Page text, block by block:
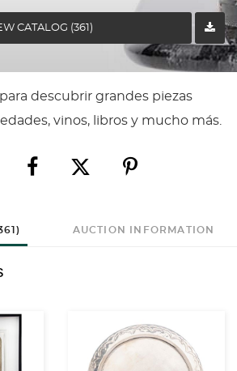
CATALOG (361)
descubrir grandes piezas
vinos, libros y mucho más.
AUCTION INFORMATION